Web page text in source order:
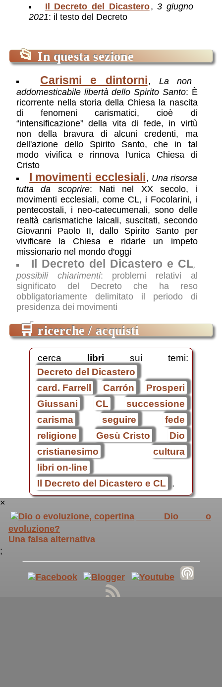
Il Decreto del Dicastero,3 giugno
2021: il testo del Decreto
📂 In questa sezione
Carismi e dintorni , La non
addomesticabile libertà dello Spirito Santo: È
ricorrente nella storia della Chiesa la nascita
di fenomeni carismatici, cioè di
“intensificazione” della vita di fede, in virtù
non della bravura di alcuni credenti, ma
dell'azione dello Spirito Santo, che in tal
modo vivifica e rinnova l'unica Chiesa di
Cristo
I movimenti ecclesiali , Una risorsa
tutta da scoprire: Nati nel XX secolo, i
movimenti ecclesiali, come CL, i Focolarini, i
pentecostali, i neo-catecumenali, sono delle
realtà carismatiche laicali, suscitati, secondo
Giovanni Paolo II, dallo Spirito Santo per
vivificare la Chiesa e ridarle un impeto
missionario nel mondo d'oggi
Il Decreto del Dicastero e CL,
possibili chiarimenti: problemi relativi al
significato del Decreto che ha reso
obbligatoriamente delimitato il periodo di
presidenza dei movimenti
🛒 ricerche / acquisti
cerca libri sui temi:
Decreto del Dicastero
card. Farrell
Carrón
Prosperi
Giussani
CL
successione
carisma
seguire
fede
religione
Gesù Cristo
Dio
cristianesimo
cultura
libri on-line
Il Decreto del Dicastero e CL
.
×
Dio o
evoluzione?
Una falsa alternativa
;